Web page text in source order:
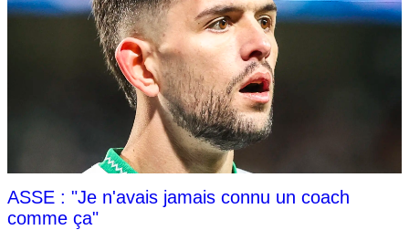
ASSE : "Je n'avais jamais connu un coach
comme ça"